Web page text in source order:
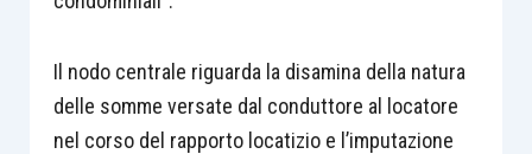
Il nodo centrale riguarda la disamina della natura
delle somme versate dal conduttore al locatore
nel corso del rapporto locatizio e l’imputazione